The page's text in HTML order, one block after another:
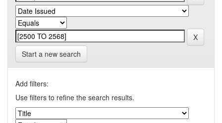
Start a new search
Add filters:
Use filters to refine the search results.